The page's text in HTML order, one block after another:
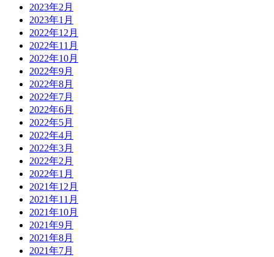
2023年2月
2023年1月
2022年12月
2022年11月
2022年10月
2022年9月
2022年8月
2022年7月
2022年6月
2022年5月
2022年4月
2022年3月
2022年2月
2022年1月
2021年12月
2021年11月
2021年10月
2021年9月
2021年8月
2021年7月